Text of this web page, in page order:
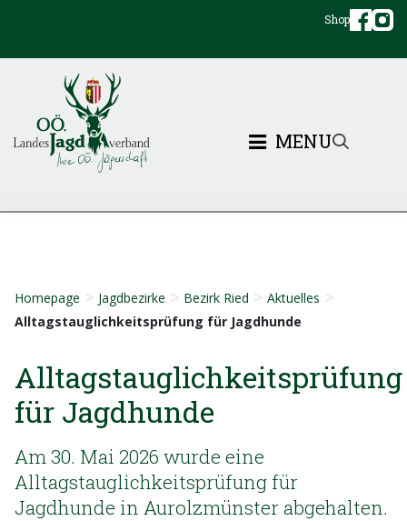
Shop
MENU
Homepage > Jagdbezirke > Bezirk Ried > Aktuelles >
Alltagstauglichkeitsprüfung für Jagdhunde
Alltagstauglichkeitsprüfung
für Jagdhunde
Am 30. Mai 2026 wurde eine
Alltagstauglichkeitsprüfung für
Jagdhunde in Aurolzmünster abgehalten.